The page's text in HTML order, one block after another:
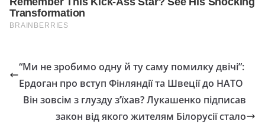
“Ми не зробимо одну й ту саму помилку двічі”:
Ердоган про вступ Фінляндії та Швеції до НАТО
Він зовсім з глузду з’їхав? Лукашенко підписав
закон від якого жителям Білорусії стало